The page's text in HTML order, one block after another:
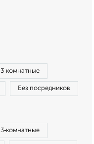
3‑комнатные
Без посредников
3‑комнатные